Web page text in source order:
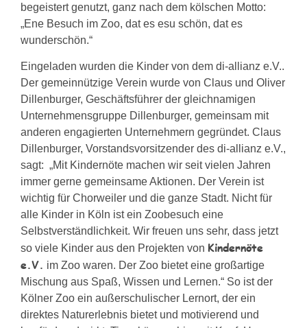
begeistert genutzt, ganz nach dem kölschen Motto:
„Ene Besuch im Zoo, dat es esu schön, dat es
wunderschön.“
Eingeladen wurden die Kinder von dem di-allianz e.V..
Der gemeinnützige Verein wurde von Claus und Oliver
Dillenburger, Geschäftsführer der gleichnamigen
Unternehmensgruppe Dillenburger, gemeinsam mit
anderen engagierten Unternehmern gegründet. Claus
Dillenburger, Vorstandsvorsitzender des di-allianz e.V.,
sagt: „Mit Kindernöte machen wir seit vielen Jahren
immer gerne gemeinsame Aktionen. Der Verein ist
wichtig für Chorweiler und die ganze Stadt. Nicht für
alle Kinder in Köln ist ein Zoobesuch eine
Selbstverständlichkeit. Wir freuen uns sehr, dass jetzt
so viele Kinder aus den Projekten von Kindernöte
e.V. im Zoo waren. Der Zoo bietet eine großartige
Mischung aus Spaß, Wissen und Lernen.“ So ist der
Kölner Zoo ein außerschulischer Lernort, der ein
direktes Naturerlebnis bietet und motivierend und